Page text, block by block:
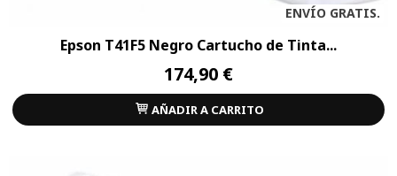
ENVÍO GRATIS.
Epson T41F5 Negro Cartucho de Tinta...
174,90 €
AÑADIR A CARRITO